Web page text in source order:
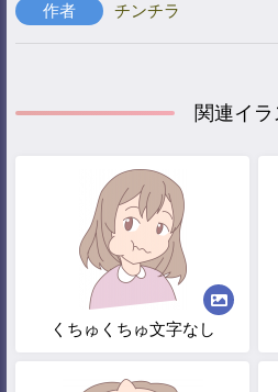
作者 チンチラ
関連イラ
くちゅくちゅ文字なし